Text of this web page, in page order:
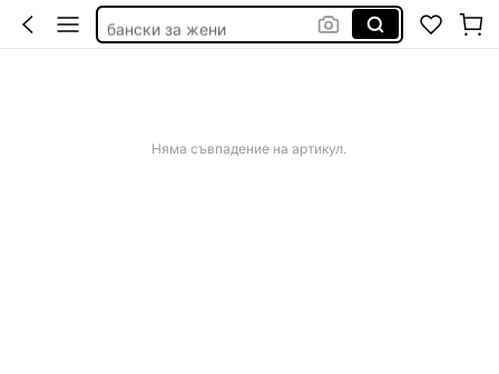
бански за жени
Няма съвпадение на артикул.